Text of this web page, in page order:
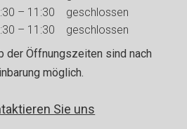
– 11:30
geschlossen
– 11:30
geschlossen
der Öffnungszeiten sind nach
möglich.
Sie uns